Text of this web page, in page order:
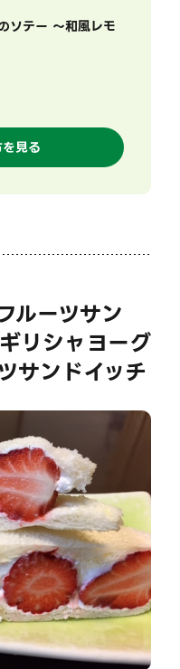
ソテー ～和風レモ
見る
ルーツサン
リシャヨーグ
サンドイッチ